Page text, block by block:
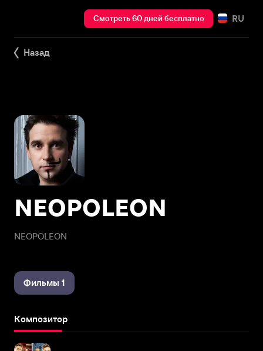
Смотреть 60 дней бесплатно RU
Назад
NEOPOLEON
NEOPOLEON
Фильмы 1
Композитор